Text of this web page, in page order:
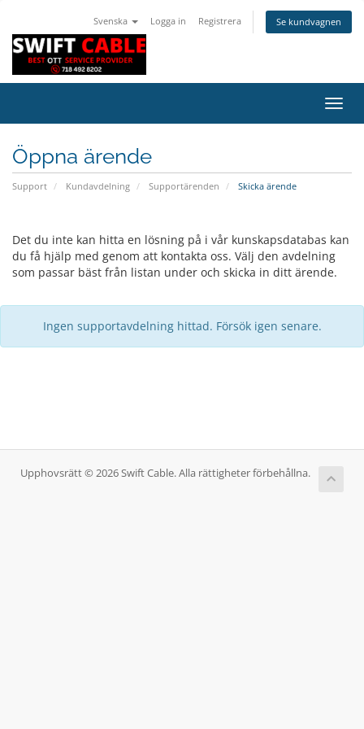
Svenska Logga in Registrera Se kundvagnen
Växla
Öppna ärende
Support Kundavdelning Supportärenden Skicka ärende
Det du inte kan hitta en lösning på i vår kunskapsdatabas kan
du få hjälp med genom att kontakta oss. Välj den avdelning
som passar bäst från listan under och skicka in ditt ärende.
Ingen supportavdelning hittad. Försök igen senare.
Upphovsrätt © 2026 Swift Cable. Alla rättigheter förbehållna.